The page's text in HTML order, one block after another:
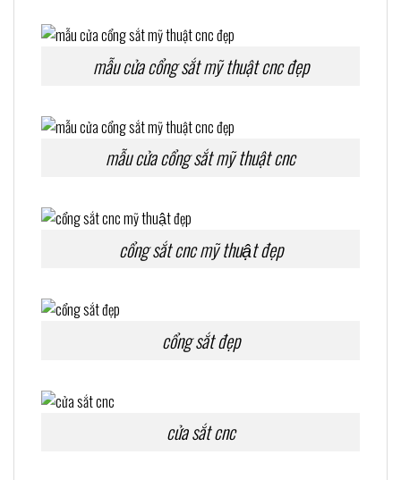
mẫu cửa cổng sắt mỹ thuật cnc đẹp
mẫu cửa cổng sắt mỹ thuật cnc
cổng sắt cnc mỹ thuật đẹp
cổng sắt đẹp
cửa sắt cnc